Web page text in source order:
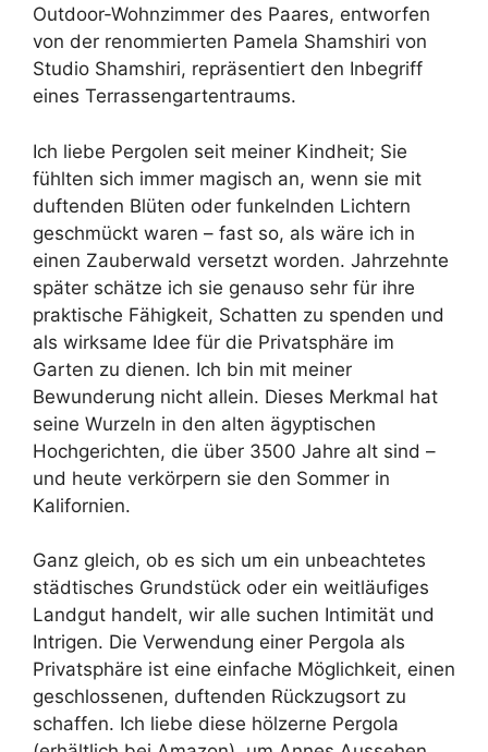
Outdoor-Wohnzimmer des Paares, entworfen
von der renommierten Pamela Shamshiri von
Studio Shamshiri, repräsentiert den Inbegriff
eines Terrassengartentraums.
Ich liebe Pergolen seit meiner Kindheit; Sie
fühlten sich immer magisch an, wenn sie mit
duftenden Blüten oder funkelnden Lichtern
geschmückt waren – fast so, als wäre ich in
einen Zauberwald versetzt worden. Jahrzehnte
später schätze ich sie genauso sehr für ihre
praktische Fähigkeit, Schatten zu spenden und
als wirksame Idee für die Privatsphäre im
Garten zu dienen. Ich bin mit meiner
Bewunderung nicht allein. Dieses Merkmal hat
seine Wurzeln in den alten ägyptischen
Hochgerichten, die über 3500 Jahre alt sind –
und heute verkörpern sie den Sommer in
Kalifornien.
Ganz gleich, ob es sich um ein unbeachtetes
städtisches Grundstück oder ein weitläufiges
Landgut handelt, wir alle suchen Intimität und
Intrigen. Die Verwendung einer Pergola als
Privatsphäre ist eine einfache Möglichkeit, einen
geschlossenen, duftenden Rückzugsort zu
schaffen. Ich liebe diese hölzerne Pergola